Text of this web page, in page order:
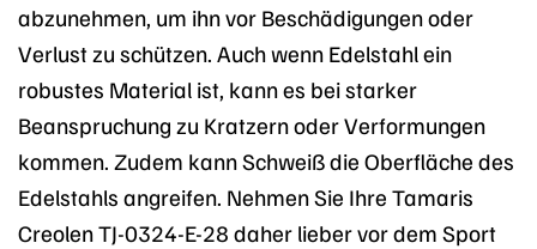
abzunehmen, um ihn vor Beschädigungen oder
Verlust zu schützen. Auch wenn Edelstahl ein
robustes Material ist, kann es bei starker
Beanspruchung zu Kratzern oder Verformungen
kommen. Zudem kann Schweiß die Oberfläche des
Edelstahls angreifen. Nehmen Sie Ihre Tamaris
Creolen TJ-0324-E-28 daher lieber vor dem Sport